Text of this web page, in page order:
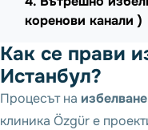
коренови канали )
Как се прави
Истанбул?
Процесът на
клиника Özgür е